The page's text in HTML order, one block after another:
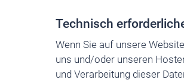
Technisch
Wenn Sie auf unsere
uns und/oder unseren
und Verarbeitung dieser